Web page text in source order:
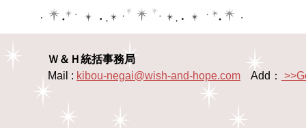
Ｗ＆Ｈ統括事務局
Mail : kibou-negai@wish-and-hope.com Add：